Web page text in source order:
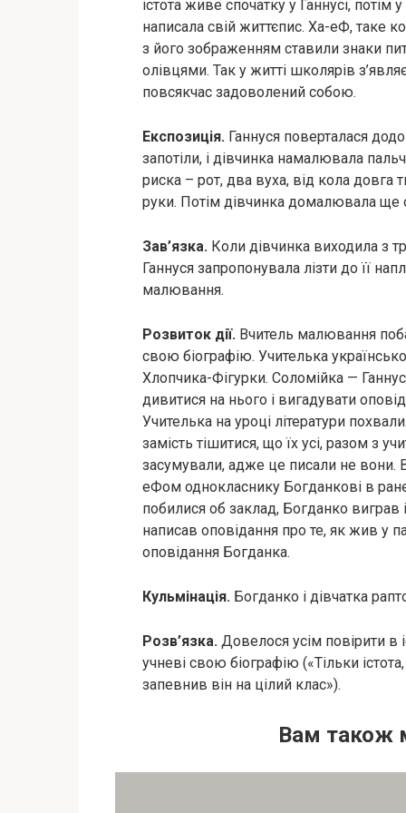
істота живе спочатку у Ганнусі,
написала свій життєпис. Ха-еФ, таке
з його зображенням ставили знаки
олівцями. Так у житті школярів
повсякчас задоволений собою.
Експозиція. Ганнуся поверталася
запотіли, і дівчинка намалювала
риска – рот, два вуха, від кола довга
руки. Потім дівчинка домалювала
Зав’язка. Коли дівчинка виходила з
Ганнуся запропонувала лізти до її
малювання.
Розвиток дії. Вчитель малювання
свою біографію. Учителька
Хлопчика-Фігурки. Соломійка —
дивитися на нього і вигадувати
Учителька на уроці літератури
замість тішитися, що їх усі, разом з
засумували, адже це писали не вони.
еФом однокласнику Богданкові в
побилися об заклад, Богданко виграв
написав оповідання про те, як жив у
оповідання Богданка.
Кульмінація. Богданко і дівчатка
Розв’язка. Довелося усім повірити
учневі свою біографію («Тільки
запевнив він на цілий клас»).
Вам також